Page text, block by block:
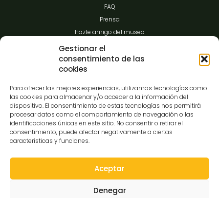
Gestionar el
consentimiento de las
cookies
Para ofrecer las mejores experiencias, utilizamos tecnologías como
las cookies para almacenar y/o acceder a la información del
dispositivo. El consentimiento de estas tecnologías nos permitirá
procesar datos como el comportamiento de navegación o las
identificaciones únicas en este sitio. No consentir o retirar el
consentimiento, puede afectar negativamente a ciertas
características y funciones.
Aceptar
Denegar
FAQ
Prensa
Hazte amigo del museo
Transparencia
C/Gibraltar,14
37008-Salamanca